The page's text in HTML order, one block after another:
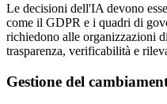
Le decisioni dell'IA devono
come il GDPR e i quadri di
richiedono alle organizzazioni
trasparenza, verificabilità e
Gestione del